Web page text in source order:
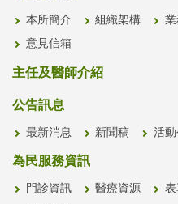
本所簡介 組織架構
意見信箱
主任及醫師介紹
公告訊息
最新消息 新聞稿 活
為民服務資訊
門診資訊 醫療資源